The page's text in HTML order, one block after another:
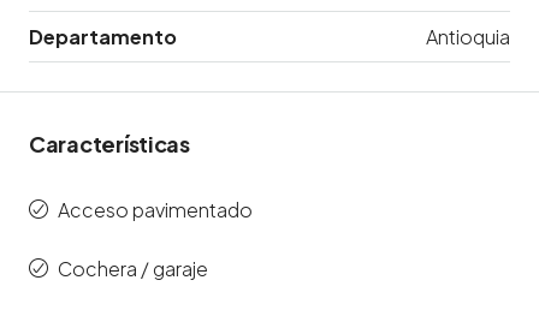
Departamento
Antioquia
Características
Acceso pavimentado
Cochera / garaje